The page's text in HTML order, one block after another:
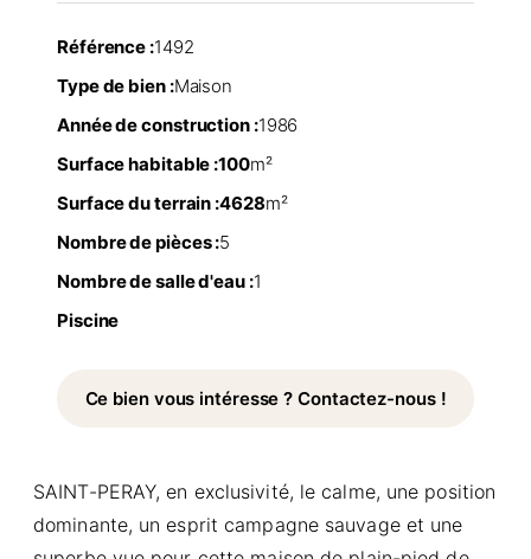
Référence :1492
Type de bien :Maison
Année de construction :1986
Surface habitable :100m²
Surface du terrain :4628m²
Nombre de pièces :5
Nombre de salle d'eau :1
Piscine
Ce bien vous intéresse ? Contactez-nous !
SAINT-PERAY, en exclusivité, le calme, une position
dominante, un esprit campagne sauvage et une